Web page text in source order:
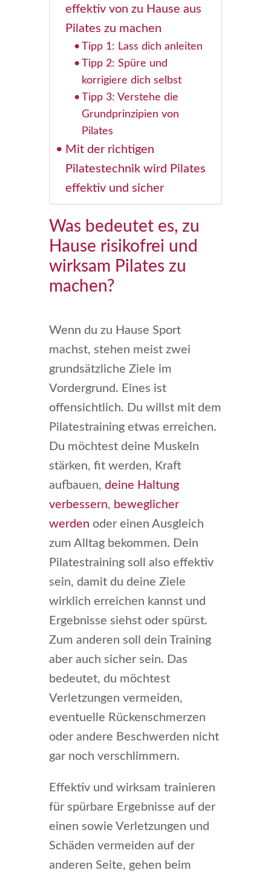
effektiv von zu Hause aus
Pilates zu machen
Tipp 1: Lass dich anleiten
Tipp 2: Spüre und
korrigiere dich selbst
Tipp 3: Verstehe die
Grundprinzipien von
Pilates
Mit der richtigen
Pilatestechnik wird Pilates
effektiv und sicher
Was bedeutet es, zu
Hause risikofrei und
wirksam Pilates zu
machen?
Wenn du zu Hause Sport
machst, stehen meist zwei
grundsätzliche Ziele im
Vordergrund. Eines ist
offensichtlich. Du willst mit dem
Pilatestraining etwas erreichen.
Du möchtest deine Muskeln
stärken, fit werden, Kraft
aufbauen, deine Haltung
verbessern, beweglicher
werden oder einen Ausgleich
zum Alltag bekommen. Dein
Pilatestraining soll also effektiv
sein, damit du deine Ziele
wirklich erreichen kannst und
Ergebnisse siehst oder spürst.
Zum anderen soll dein Training
aber auch sicher sein. Das
bedeutet, du möchtest
Verletzungen vermeiden,
eventuelle Rückenschmerzen
oder andere Beschwerden nicht
gar noch verschlimmern.
Effektiv und wirksam trainieren
für spürbare Ergebnisse auf der
einen sowie Verletzungen und
Schäden vermeiden auf der
anderen Seite, gehen beim